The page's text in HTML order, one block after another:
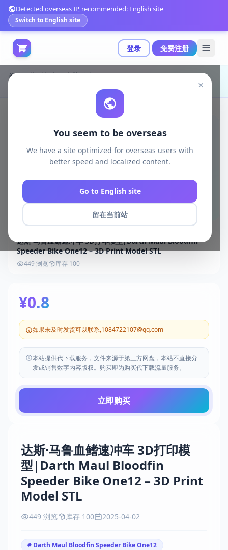
登录 免费注册
Detected overseas IP, recommended: English site
Switch to English site
×
You seem to be overseas
We have a site optimized for overseas users with
better speed and localized content.
Go to English site
留在当前站
首页 模型打印
电脑游戏
达斯·马鲁血鳍速冲车 3D打印模
型|Darth Maul Bloodfin
Speeder Bike One12 – 3D Print
Model STL
449 浏览 库存 100 2025-04-02
# Darth Maul Bloodfin Speeder Bike One12
达斯·马鲁血鳍速冲车 3D打印模型|Darth Maul Bloodfin
Speeder Bike One12 – 3D Print Model STL
449 浏览 库存 100
¥0.8
如果未及时发货可以联系,1084722107@qq.com
本站提供代下载服务，文件来源于第三方网盘，本站不直接分
发或销售数字内容版权。购买即为购买代下载流量服务。
立即购买